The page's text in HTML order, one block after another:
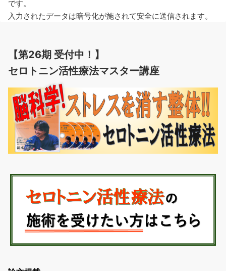
です。
入力されたデータは暗号化が施されて安全に送信されます。
【第26期 受付中！】
セロトニン活性療法マスター講座